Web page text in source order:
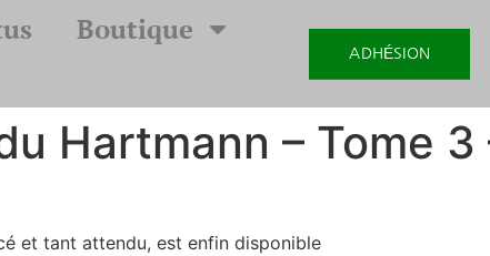
Boutique
ADHÉSION
Hartmann – Tome 3
et tant attendu, est enfin disponible